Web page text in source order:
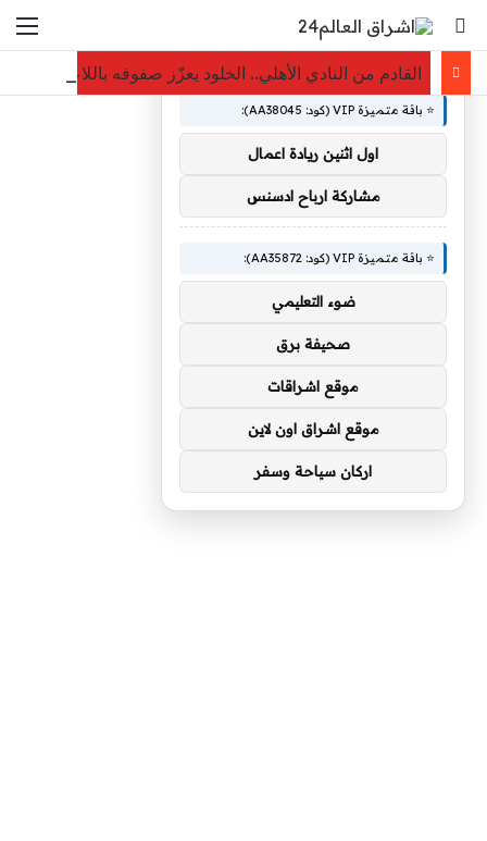
بحث عن
القادم من النادي الأهلي.. الخلود يعزّز صفوفه باللاعب ياسين
🚀 توصيات : ×
⭐ باقة متميزة VIP (كود: AA38045):
اول اثنين ريادة اعمال
مشاركة ارباح ادسنس
⭐ باقة متميزة VIP (كود: AA35872):
ضوء التعليمي
صحيفة برق
موقع اشراقات
موقع اشراق اون لاين
اركان سياحة وسفر